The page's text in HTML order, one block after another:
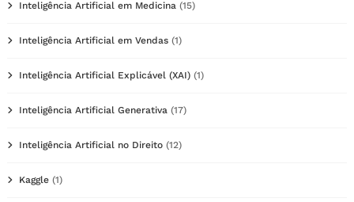
Inteligência Artificial em Medicina (15)
Inteligência Artificial em Vendas (1)
Inteligência Artificial Explicável (XAI) (1)
Inteligência Artificial Generativa (17)
Inteligência Artificial no Direito (12)
Kaggle (1)